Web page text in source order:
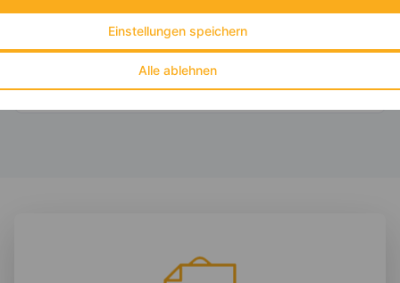
Alle ablehnen
Einstellungen speichern
‹ ›
Eiweiß:33 g
Kohlehydrate:66 g